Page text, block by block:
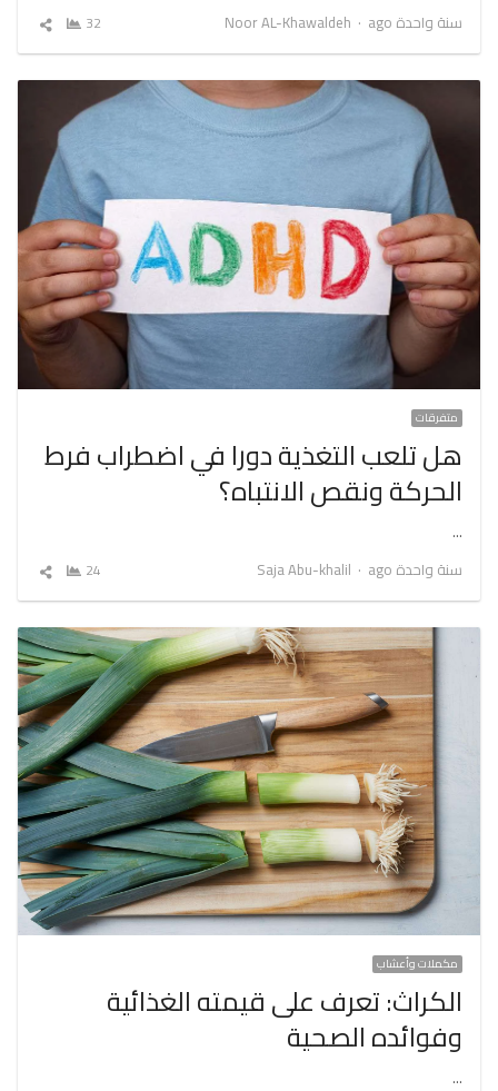
سنة واحدة ago
Author
Noor AL-Khawaldeh
32
شارك
متفرقات
هل تلعب التغذية دورا في اضطراب فرط
الحركة ونقص الانتباه؟
…
سنة واحدة ago
Author
Saja Abu-khalil
24
شارك
مكملات وأعشاب
الكراث: تعرف على قيمته الغذائية
وفوائده الصحية
…